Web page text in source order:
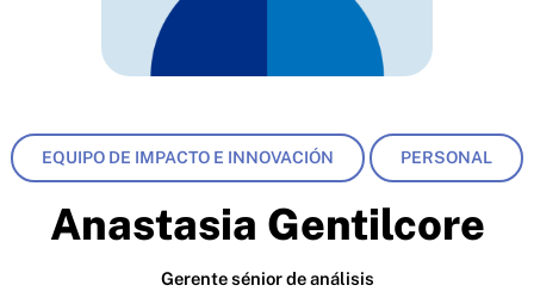
EQUIPO DE IMPACTO E INNOVACIÓN PERSONAL
Anastasia Gentilcore
Gerente sénior de análisis